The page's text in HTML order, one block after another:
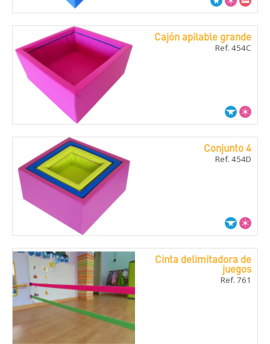
Cajón apilable grande
Ref. 454C
Conjunto 4
Ref. 454D
Cinta delimitadora de
juegos
Ref. 761